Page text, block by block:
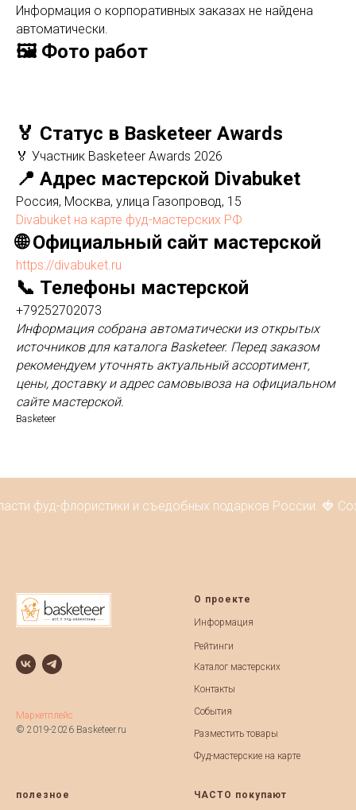
Информация о корпоративных заказах не найдена
автоматически.
🖼️ Фото работ
🏅 Статус в Basketeer Awards
🏅 Участник Basketeer Awards 2026
📍 Адрес мастерской Divabuket
Россия, Москва, улица Газопровод, 15
Divabuket на карте фуд-мастерских РФ
🌐 Официальный сайт мастерской
https://divabuket.ru
📞 Телефоны мастерской
+79252702073
Информация собрана автоматически из открытых
источников для каталога Basketeer. Перед заказом
рекомендуем уточнять актуальный ассортимент,
цены, доставку и адрес самовывоза на официальном
сайте мастерской.
Basketeer
фуд-флористики и съедобных подарков России. 🍓
Маркетплейс
© 2019-2026 Basketeer.ru
О проекте
Информация
Рейтинги
Каталог мастерских
Контакты
События
Разместить товары
Фуд-мастерские на карте
полезное ЧАСТО покупают